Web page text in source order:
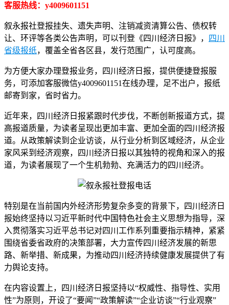
客服热线：y4009601151
叙永报社登报挂失、遗失声明、注销减资清算公告、债权转
让、环评等各类公告声明，可以刊登《四川经济日报》，
四川
省级报纸，覆盖全省各区县，发行范围广，认可度高。
为方便大家办理登报业务，四川经济日报，提供便捷登报服
务，可添加客服微信y4009601151在线办理，足不出户，报纸
邮寄到家，省时省力。
近年来，四川经济日报紧跟时代步伐，不断创新报道方式，提
高报道质量，为读者呈现出更加丰富、更加全面的四川经济报
道。从政策解读到企业访谈，从行业分析到区域经济，从企业
家风采到经济观察，四川经济日报以其独特的视角和深入的报
道，为读者展现了一个生机勃勃、充满活力的四川经济。
特别是在当前国内外经济形势复杂多变的背景下，四川经济日
报始终坚持以习近平新时代中国特色社会主义思想为指导，深
入贯彻落实习近平总书记对四川工作系列重要指示精神，紧紧
围绕省委省政府的决策部署，大力宣传四川经济发展的新思
路、新举措、新成果，为推动四川经济持续健康发展提供了有
力舆论支持。
在内容设置上，四川经济日报坚持以“权威性、指导性、实用
性”为原则，开设了“要闻”“政策解读”“企业访谈”“行业观察”